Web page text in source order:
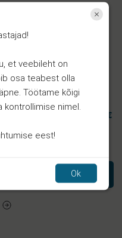
48.36 €
et veebileht on
osa teabest olla
Töötame kõigi
nimel.
eest!
Ok